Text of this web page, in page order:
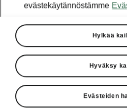
evästekäytännöstämme
Hylkää
Hyväksy
Evästeiden